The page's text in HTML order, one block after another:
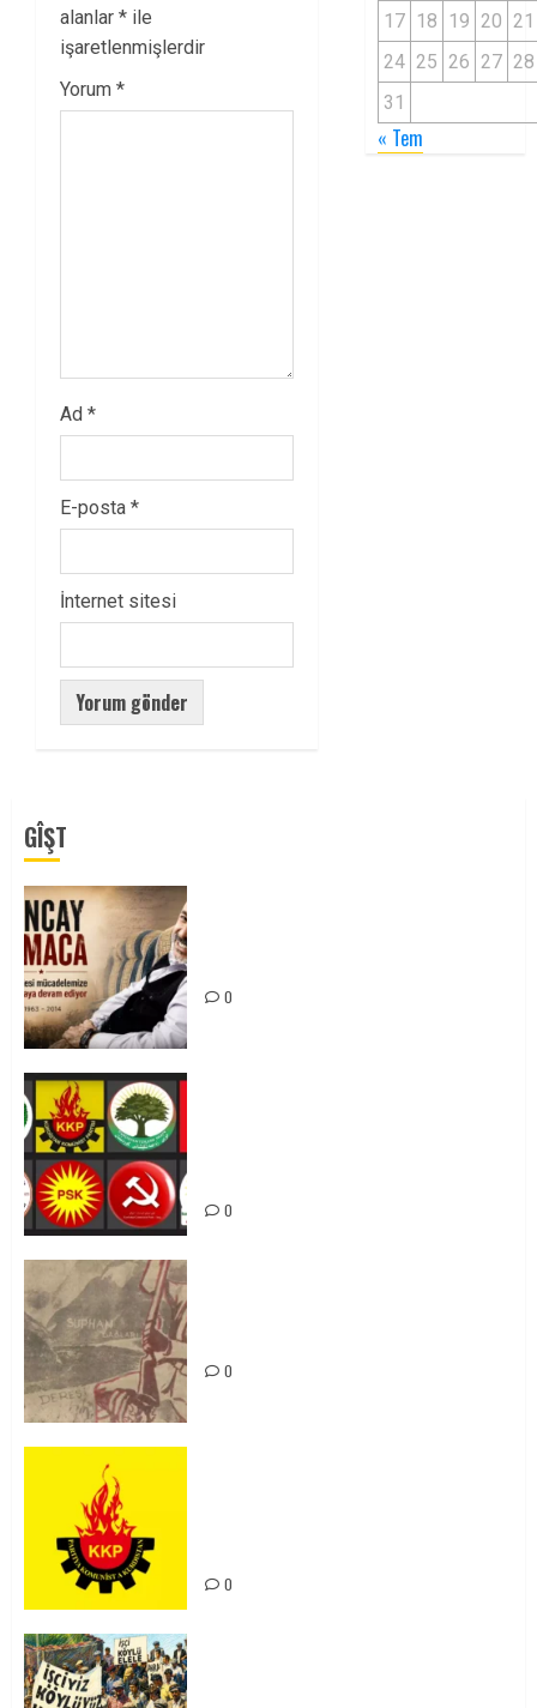
alanlar * ile
işaretlenmişlerdir
Yorum *
Ad *
E-posta *
İnternet sitesi
17 18 19 20 21
24 25 26 27 28
31
« Tem
GÎŞT
0
0
0
0